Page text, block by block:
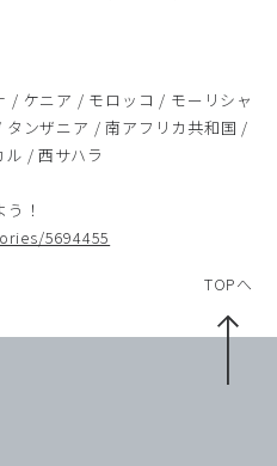
/ ケニア / モロッコ / モーリシャ
ンザニア / 南アフリカ共和国 /
/ 西サハラ
！
5694455
TOPへ